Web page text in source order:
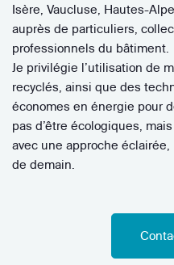
Isère, Vaucluse, Hautes-
auprès de particuliers,
professionnels du bâtiment.
Je privilégie l’utilisation de
recyclés, ainsi que des
économes en énergie pour
pas d’être écologiques,
avec une approche
de demain.